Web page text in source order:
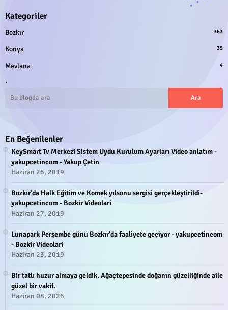
Kategoriler
Bozkır 363
Konya 35
Mevlana 4
.
En Beğenilenler
KeySmart Tv Merkezi Sistem Uydu Kurulum Ayarları Video anlatım -
yakupcetincom - Yakup Çetin
Haziran 26, 2019
Bozkır’da Halk Eğitim ve Komek yılsonu sergisi gerçekleştirildi-
yakupcetincom - Bozkir Videolari
Haziran 27, 2019
Lunapark Perşembe günü Bozkır'da faaliyete geçiyor - yakupcetincom
- Bozkir Videolari
Haziran 23, 2019
Bir tatlı huzur almaya geldik. Ağaçtepesinde doğanın güzelliğinde aile
güzel bir vakit.
Haziran 08, 2026